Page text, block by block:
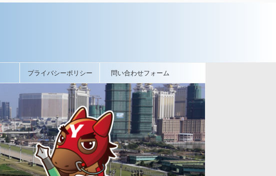
プライバシーポリシー 問い合わせフォーム